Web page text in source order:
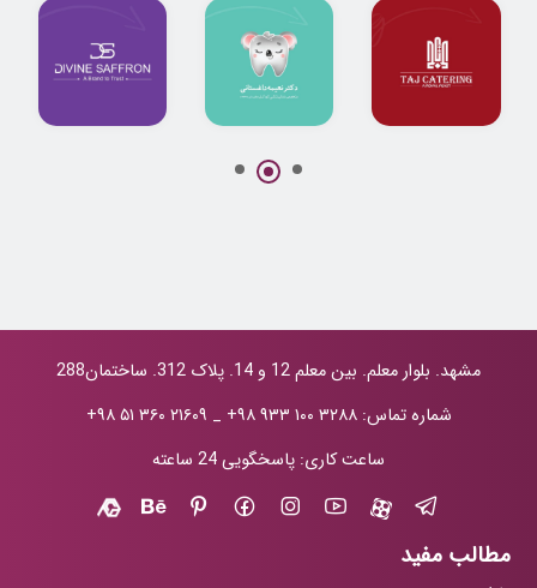
پزشکی دکتر
داغستانی
مشهد. بلوار معلم. بین معلم 12 و 14. پلاک 312. ساختمان288
شماره تماس:+۹۸ ۹۳۳ ۱۰۰ ۳۲۸۸ _ +۹۸ ۵۱ ۳۶۰ ۲۱۶۰۹
ساعت کاری: پاسخگویی 24 ساعته
مطالب مفید